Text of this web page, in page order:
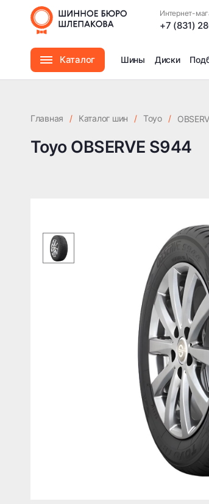
Интернет-
+7 (831)
Каталог Шины Диски
Главная / Каталог шин / Toyo /
Toyo OBSERVE S944